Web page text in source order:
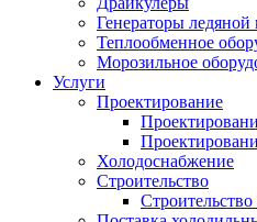
Генераторы ледяной
Теплообменное
Морозильное
Услуги
Проектирование
Холодоснабжение
Строительство